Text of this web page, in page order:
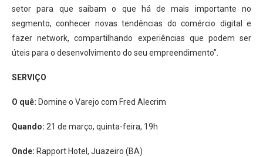
setor para que saibam o que há de mais importante no
segmento, conhecer novas tendências do comércio digital e
fazer network, compartilhando experiências que podem ser
úteis para o desenvolvimento do seu empreendimento”.
SERVIÇO
O quê: Domine o Varejo com Fred Alecrim
Quando: 21 de março, quinta-feira, 19h
Onde: Rapport Hotel, Juazeiro (BA)